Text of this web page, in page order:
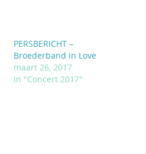
PERSBERICHT –
Broederband in Love
maart 26, 2017
In "Concert 2017"